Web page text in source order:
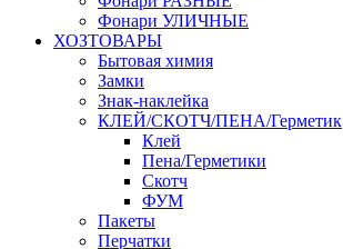
Фонари УЛИЧНЫЕ
ХОЗТОВАРЫ
Бытовая химия
Замки
Знак-наклейка
КЛЕЙ/СКОТЧ/ПЕНА/Герметик
Клей
Пена/Герметики
Скотч
ФУМ
Пакеты
Перчатки